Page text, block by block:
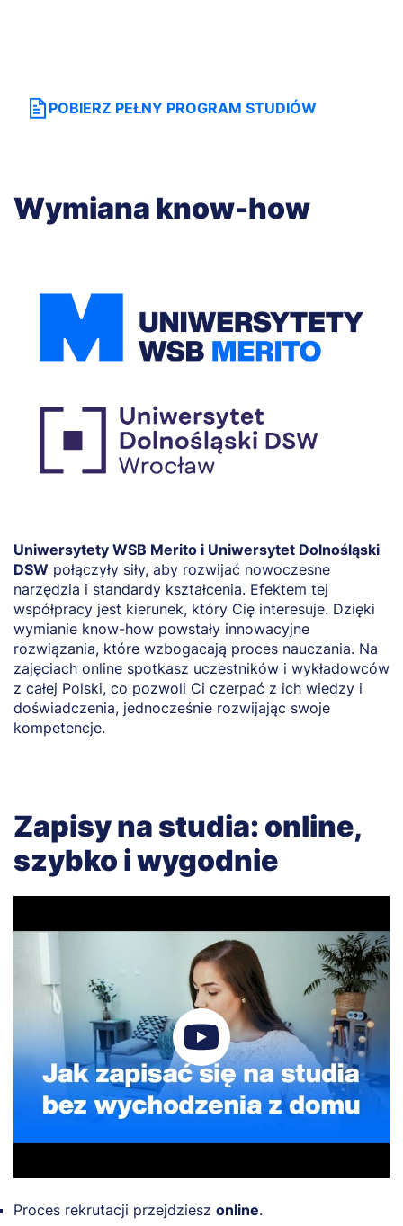
POBIERZ PEŁNY PROGRAM STUDIÓW
Wymiana know-how
Uniwersytety WSB Merito i Uniwersytet Dolnośląski
DSW połączyły siły, aby rozwijać nowoczesne
narzędzia i standardy kształcenia. Efektem tej
współpracy jest kierunek, który Cię interesuje. Dzięki
wymianie know-how powstały innowacyjne
rozwiązania, które wzbogacają proces nauczania. Na
zajęciach online spotkasz uczestników i wykładowców
z całej Polski, co pozwoli Ci czerpać z ich wiedzy i
doświadczenia, jednocześnie rozwijając swoje
kompetencje.
Zapisy na studia: online,
szybko i wygodnie
Proces rekrutacji przejdziesz online.